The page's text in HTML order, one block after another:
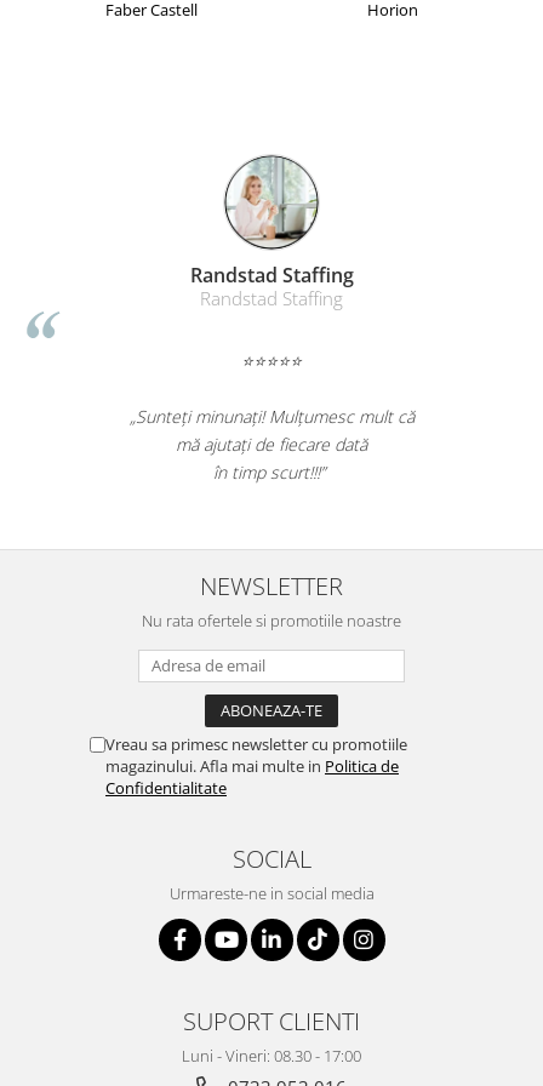
Table magnetice (whiteboard-uri)
Incarcatoare wireless
Incarcatoare cu fir si auto
Ceasuri smart - Smartwatch
Accesorii localizare (FindMy)
Cartuse, tonere, consumabile PC
Suporturi si huse telefoane &
Periferice PC si accesorii
Tehnica si mobilier pentru birou
Ghilotine și Trimmere
Calculatoare de birou
Cosuri de gunoi pentru birou
Scaune, birouri si produse
Faber Castell Horion
Randstad Staffing
Randstad Staffing
⭐⭐⭐⭐⭐
„Sunteți minunați! Mulțumesc mult că
mă ajutați de fiecare dată
în timp scurt!!!”
NEWSLETTER
Nu rata ofertele si promotiile noastre
Vreau sa primesc newsletter cu promotiile
magazinului. Afla mai multe in Politica de
Confidentialitate
SOCIAL
Urmareste-ne in social media
SUPORT CLIENTI
Luni - Vineri: 08.30 - 17:00